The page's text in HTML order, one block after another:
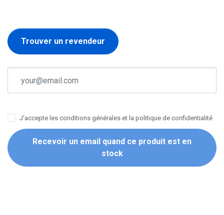
Trouver un revendeur
J'accepte les conditions générales et la politique de confidentialité
Recevoir un email quand ce produit est en
stock